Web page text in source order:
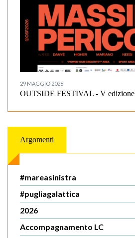
29 MAGGIO 2026
OUTSIDE FESTIVAL - V edizione
Argomenti
#mareasinistra
#pugliagalattica
2026
Accompagnamento LC